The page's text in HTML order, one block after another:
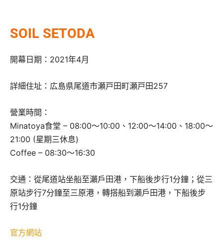
SOIL SETODA
開幕日期：2021年4月
詳細住址：広島県尾道市瀬戸田町瀬戸田257
營業時間：
Minatoya食堂 – 08:00～10:00、12:00～14:00、18:00～
21:00 (星期三休息)
Coffee – 08:30～16:30
交通：從尾道站坐船至瀨戶田港，下船後步行1分鐘；從三
原站步行7分鐘至三原港，轉搭船到瀨戶田港，下船後步
行1分鐘
官方網站